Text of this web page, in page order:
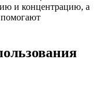
и концентрацию, а